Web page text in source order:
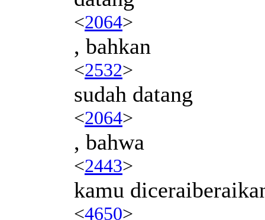
<2064>
, bahkan
<2532>
sudah datang
<2064>
, bahwa
<2443>
kamu
<4650>